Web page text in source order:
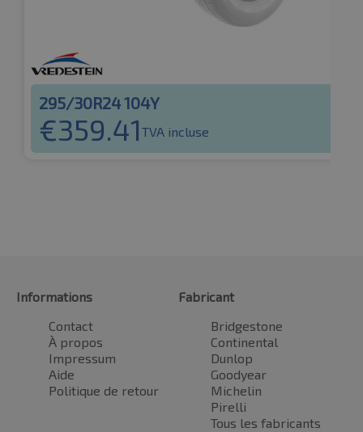
295/30R24 104Y
€359.41 TVA incluse
Informations
Contact
À propos
Impressum
Aide
Politique de retour
Fabricant
Bridgestone
Continental
Dunlop
Goodyear
Michelin
Pirelli
Tous les fabricants